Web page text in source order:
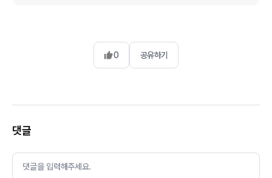
0 공유하기
댓글
댓글을 입력해주세요.